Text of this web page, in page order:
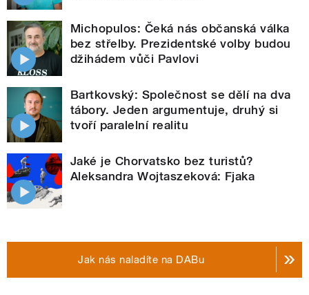
Michopulos: Čeká nás občanská válka
bez střelby. Prezidentské volby budou
džihádem vůči Pavlovi
Bartkovský: Společnost se dělí na dva
tábory. Jeden argumentuje, druhý si
tvoří paralelní realitu
Jaké je Chorvatsko bez turistů?
Aleksandra Wojtaszeková: Fjaka
Jak nás naladíte na DABu